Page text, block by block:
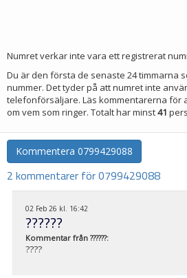
Numret verkar inte vara ett registrerat
Du är den första de senaste 24 timmarna
nummer. Det tyder på att numret inte
telefonförsäljare. Läs kommentarerna för
om vem som ringer. Totalt har minst41
Kommentera 0799429088
2 kommentarer för 0799429088
02 Feb 26 kl. 16:42
??????
Kommentar från ??????:
????